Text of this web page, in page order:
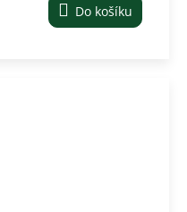
Do košíku